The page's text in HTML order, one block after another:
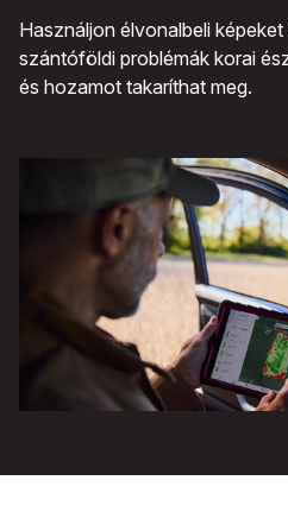
Használjon élvonalbeli
szántóföldi problémák korai
és hozamot takaríthat meg.